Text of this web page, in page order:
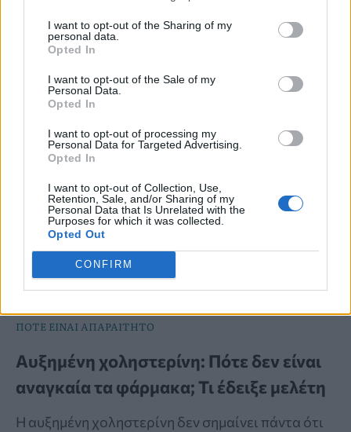
I want to opt-out of the Sharing of my
personal data.
Opted In
I want to opt-out of the Sale of my
Personal Data.
Opted In
I want to opt-out of processing my
Personal Data for Targeted Advertising.
Opted In
I want to opt-out of Collection, Use,
Retention, Sale, and/or Sharing of my
Personal Data that Is Unrelated with the
Purposes for which it was collected.
Opted Out
CONFIRM
χειραγώγησης. Ποια συμπτώματα δείχνουν ότι
ίσως υπάρχει πρόβλημα στη σχέση;
ΠΟΤΕ ΕΙΝΑΙ ΑΠΑΡΑΙΤΗΤΟ
Αυξημένη χοληστερίνη: Πότε δεν είναι
αναγκαία τα φάρμακα; Τι έδειξε μελέτη
Η αυξημένη χοληστερίνη δεν σημαίνει πάντα ότι